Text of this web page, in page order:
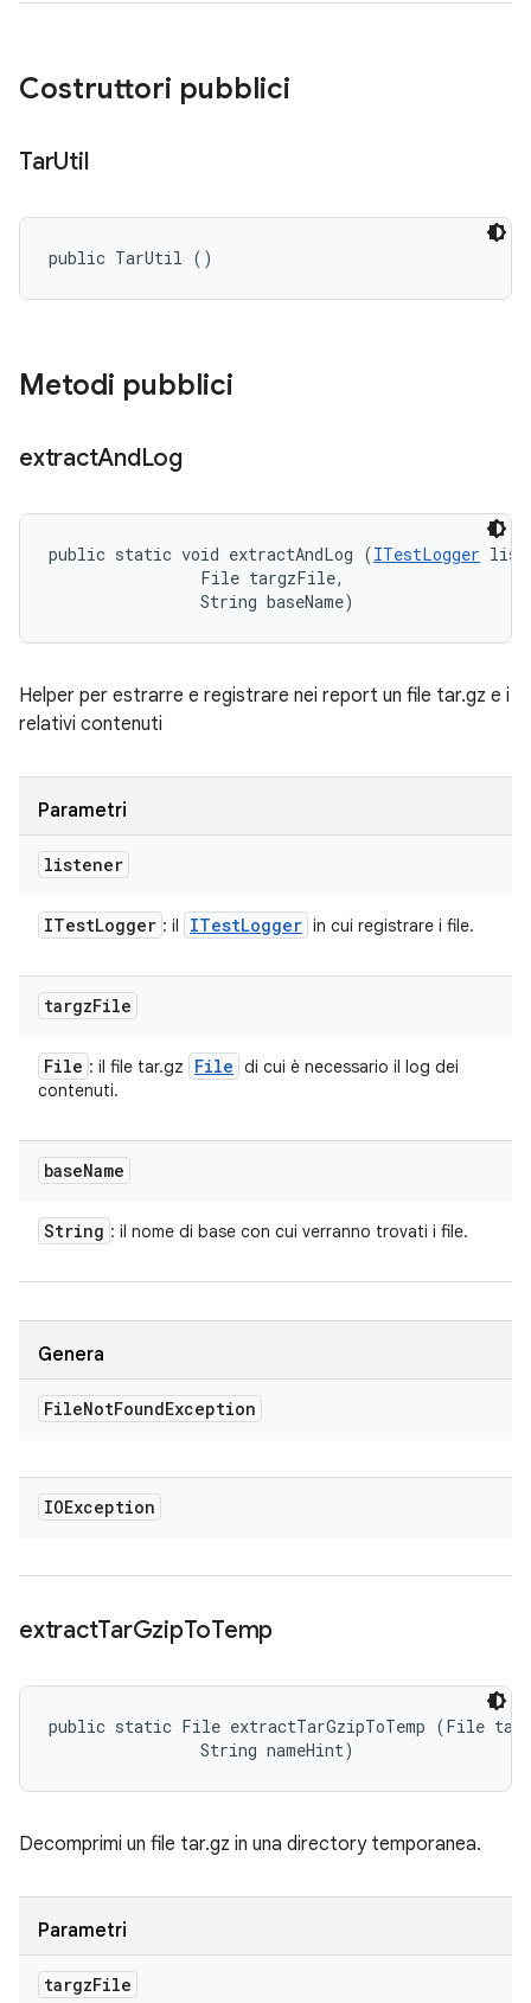
Costruttori pubblici
TarUtil
public TarUtil ()
Metodi pubblici
extractAndLog
public static void extractAndLog (ITestLogger
                File targzFile,
                String baseName)
Helper per estrarre e registrare nei report un file tar.gz e i
relativi contenuti
Parametri
listener
ITestLogger : il ITestLogger in cui registrare i file.
targzFile
File : il file tar.gz File di cui è necessario il log dei
contenuti.
baseName
String : il nome di base con cui verranno trovati i file.
Genera
FileNotFoundException
IOException
extractTarGzipToTemp
public static File extractTarGzipToTemp (File
                String nameHint)
Decomprimi un file tar.gz in una directory temporanea.
Parametri
targzFile